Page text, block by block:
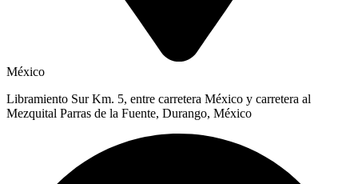
México
Libramiento Sur Km. 5, entre carretera México y carretera al
Mezquital Parras de la Fuente, Durango, México